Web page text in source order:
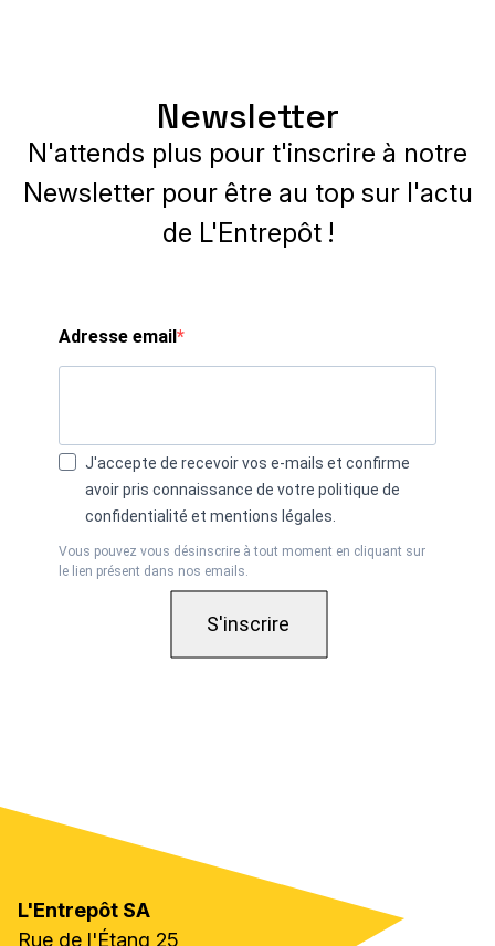
Newsletter
N'attends plus pour t'inscrire à notre
Newsletter pour être au top sur l'actu
de L'Entrepôt !
Adresse email
J'accepte de recevoir vos e-mails et confirme
avoir pris connaissance de votre politique de
confidentialité et mentions légales.
Vous pouvez vous désinscrire à tout moment en cliquant sur
le lien présent dans nos emails.
S'inscrire
L'Entrepôt SA
Rue de l'Étang 25